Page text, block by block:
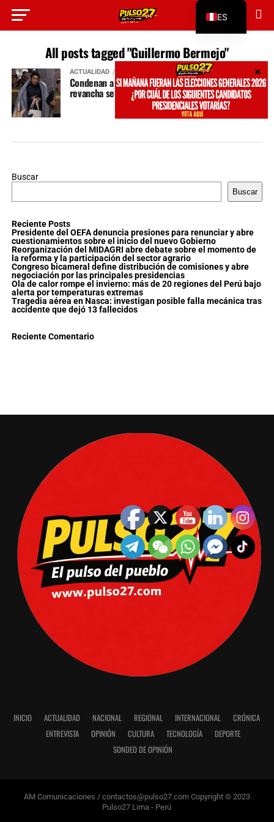
All posts tagged "Guillermo Bermejo"
ACTUALIDAD
Condenan a 15 años a Bermejo: ¿justicia o
revancha selectiva?
Buscar
Buscar
Reciente Posts
Presidente del OEFA denuncia presiones para renunciar y abre
cuestionamientos sobre el inicio del nuevo Gobierno
Reorganización del MIDAGRI abre debate sobre el momento de
la reforma y la participación del sector agrario
Congreso bicameral define distribución de comisiones y abre
negociación por las principales presidencias
Ola de calor rompe el invierno: más de 20 regiones del Perú bajo
alerta por temperaturas extremas
Tragedia aérea en Nasca: investigan posible falla mecánica tras
accidente que dejó 13 fallecidos
Reciente Comentario
INICIO ACTUALIDAD NACIONAL REGIONAL INTERNACIONAL
CRÓNICA
ENTREVISTA
OPINIÓN CULTURA TECNOLOGÍA
DEPORTE
SONDEO DE OPINIÓN
AM Comunicaciones / contactos@pulso27.com Copyright © 2023
Pulso27 Lima - Perú
ES
EN